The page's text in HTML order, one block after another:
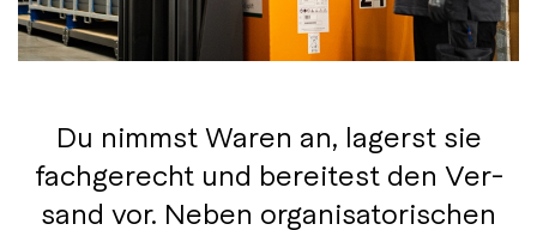
Du nimmst Wa­ren an, lagerst sie
fachgerecht und bereitest den Ver­
sand vor. Neben organisatorischen